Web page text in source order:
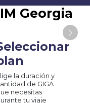
Georgia
la duración y
de GIGA
necesitas
tu viaje